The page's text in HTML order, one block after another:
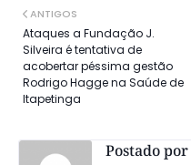
ANTIGOS
Ataques a Fundação J.
Silveira é tentativa de
acobertar péssima gestão
Rodrigo Hagge na Saúde de
Itapetinga
Postado por